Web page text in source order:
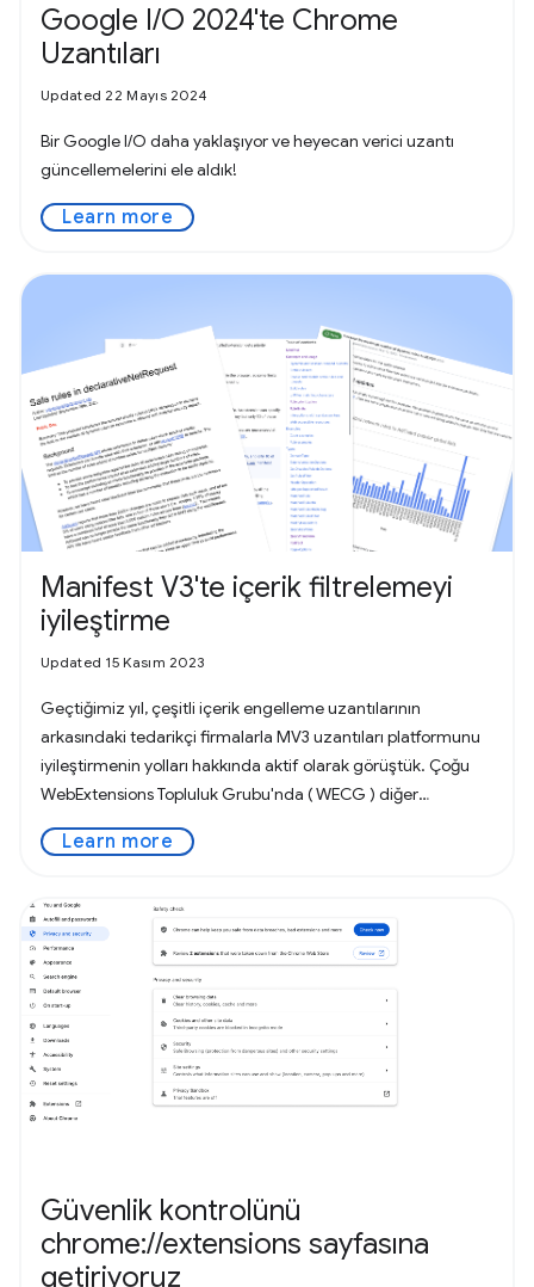
Google I/O 2024'te Chrome
Uzantıları
Updated 22 Mayıs 2024
Bir Google I/O daha yaklaşıyor ve heyecan verici uzantı
güncellemelerini ele aldık!
Learn more
Manifest V3'te içerik filtrelemeyi
iyileştirme
Updated 15 Kasım 2023
Geçtiğimiz yıl, çeşitli içerik engelleme uzantılarının
arkasındaki tedarikçi firmalarla MV3 uzantıları platformunu
iyileştirmenin yolları hakkında aktif olarak görüştük. Çoğu
WebExtensions Topluluk Grubu'nda ( WECG ) diğer
Learn more
Güvenlik kontrolünü
chrome://extensions sayfasına
getiriyoruz